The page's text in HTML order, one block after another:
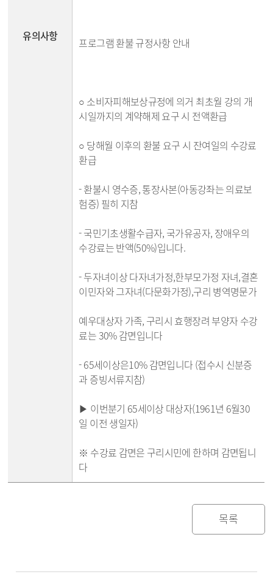
유의사항 프로그램 환불 규정사항 안내
○ 소비자피해보상규정에 의거 최초월 강의 개
시일까지의 계약해제 요구 시 전액환급
○ 당해월 이후의 환불 요구 시 잔여일의 수강료
환급
- 환불시 영수증, 통장사본(아동강좌는 의료보
험증) 필히 지참
- 국민기초생활수급자, 국가유공자, 장애우의
수강료는 반액(50%)입니다.
- 두자녀이상 다자녀가정,한부모가정 자녀,결혼
이민자와 그자녀(다문화가정),구리 병역명문가
예우대상자 가족, 구리시 효행장려 부양자 수강
료는 30% 감면입니다
- 65세이상은10% 감면입니다 (접수시 신분증
과 증빙서류지참)
▶ 이번분기 65세이상 대상자(1961년 6월30
일 이전 생일자)
※ 수강료 감면은 구리시민에 한하며 감면됩니
다
목록